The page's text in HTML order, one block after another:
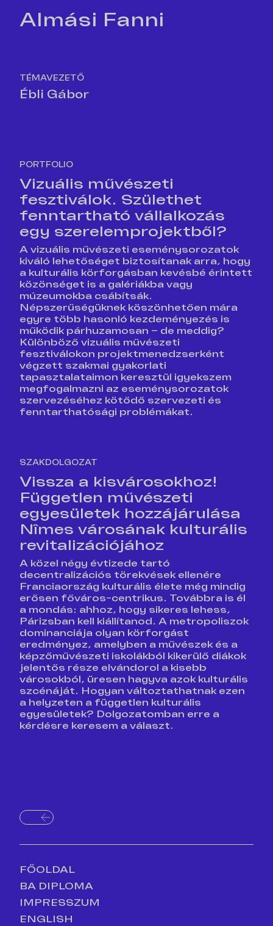
Almási Fanni
TÉMAVEZETŐ
Ébli Gábor
PORTFOLIO
Vizuális művészeti
fesztiválok. Születhet
fenntartható vállalkozás
egy szerelemprojektből?
A vizuális művészeti eseménysorozatok
kiváló lehetőséget biztosítanak arra, hogy
a kulturális körforgásban kevésbé érintett
közönséget is a galériákba vagy
múzeumokba csábítsák.
Népszerűségüknek köszönhetően mára
egyre több hasonló kezdeményezés is
működik párhuzamosan – de meddig?
Különböző vizuális művészeti
fesztiválokon projektmenedzserként
végzett szakmai gyakorlati
tapasztalataimon keresztül igyekszem
megfogalmazni az eseménysorozatok
szervezéséhez kötődő szervezeti és
fenntarthatósági problémákat.
SZAKDOLGOZAT
Vissza a kisvárosokhoz!
Független művészeti
egyesületek hozzájárulása
Nîmes városának kulturális
revitalizációjához
A közel négy évtizede tartó
decentralizációs törekvések ellenére
Franciaország kulturális élete még mindig
erősen főváros-centrikus. Továbbra is él
a mondás: ahhoz, hogy sikeres lehess,
Párizsban kell kiállítanod. A metropoliszok
dominanciája olyan körforgást
eredményez, amelyben a művészek és a
képzőművészeti iskolákból kikerülő diákok
jelentős része elvándorol a kisebb
városokból, üresen hagyva azok kulturális
szcénáját. Hogyan változtathatnak ezen
a helyzeten a független kulturális
egyesületek? Dolgozatomban erre a
kérdésre keresem a választ.
FŐOLDAL
BA DIPLOMA
IMPRESSZUM
ENGLISH